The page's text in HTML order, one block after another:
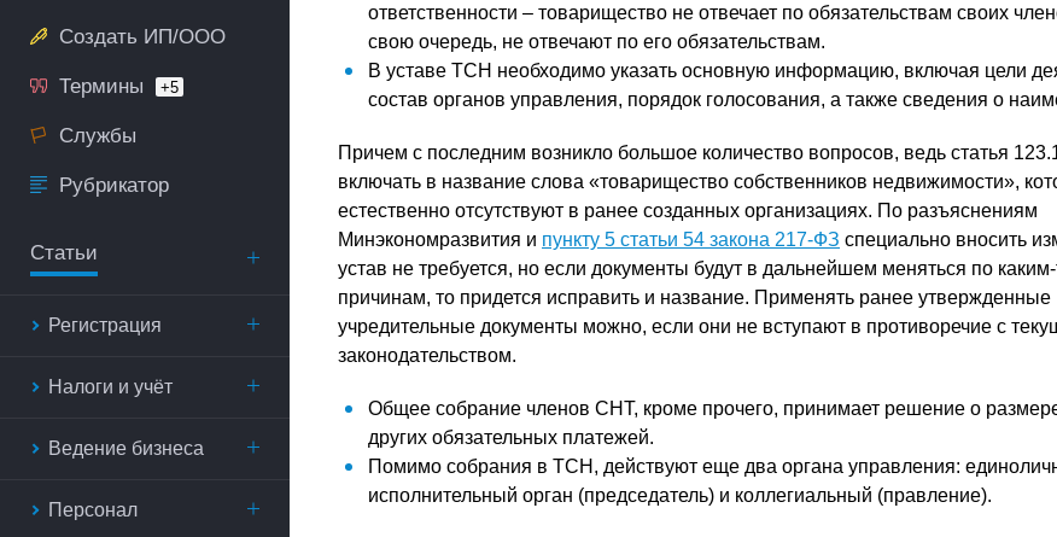
Создать ИП/ООО
Термины +5
Службы
Рубрикатор
Статьи
Регистрация
Налоги и учёт
Ведение бизнеса
Персонал
ответственности – товарищество не отвечает по обязательствам своих
свою очередь, не отвечают по его обязательствам.
В уставе ТСН необходимо указать основную информацию, включая цели
состав органов управления, порядок голосования, а также сведения о
Причем с последним возникло большое количество вопросов, ведь статья
включать в название слова «товарищество собственников недвижимости»,
естественно отсутствуют в ранее созданных организациях. По разъяснениям
Минэкономразвития и пункту 5 статьи 54 закона 217-ФЗ специально вносить
устав не требуется, но если документы будут в дальнейшем меняться по
причинам, то придется исправить и название. Применять ранее утвержденные
учредительные документы можно, если они не вступают в противоречие с
законодательством.
Общее собрание членов СНТ, кроме прочего, принимает решение о
других обязательных платежей.
Помимо собрания в ТСН, действуют еще два органа управления:
исполнительный орган (председатель) и коллегиальный (правление).